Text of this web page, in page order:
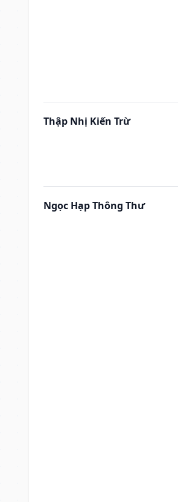
Thập Nhị Kiến Trừ
Ngọc Hạp Thông Thư